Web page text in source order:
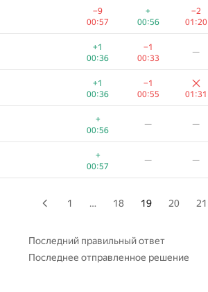
−9
00:57
+
00:56
−2
01:20
+1
00:36
−1
00:33
—
+1
00:36
−1
00:55
01:31
+
00:56
— —
+
00:57
— —
+
00:43
00:56
—
+1
00:24
—
+1
00:26
−3
01:12
−2
01:39
00:46
01:00
01:00
+1
−1
1 … 18 19 20 21
Последний правильный ответ
Последнее отправленное решение